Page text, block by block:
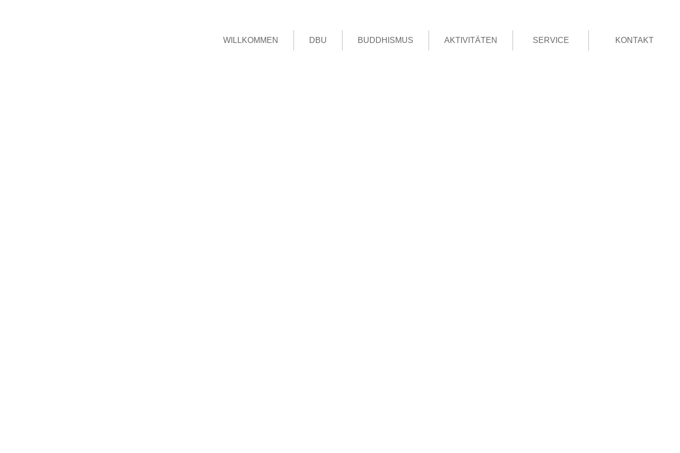
WILLKOMMEN DBU BUDDHISMUS AKTIVITÄTEN SERVICE KONTAKT